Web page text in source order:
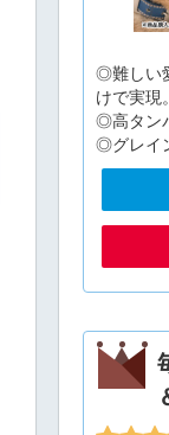
◎難しい
けで実現。
◎高タン
◎グレイ